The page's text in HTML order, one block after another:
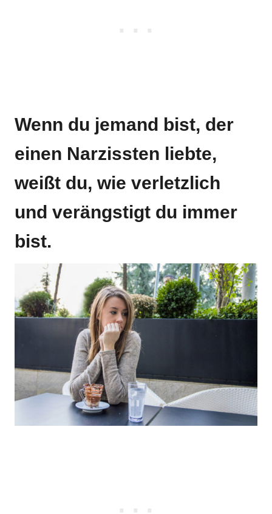
Wenn du jemand bist, der
einen Narzissten liebte,
weißt du, wie verletzlich
und verängstigt du immer
bist.